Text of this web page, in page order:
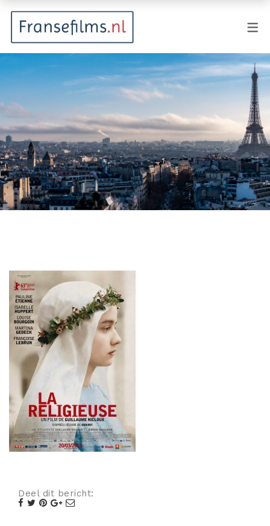
Animatie
Documentaire
Drama
Fantasy
Horror
Misdaad
Musical
Oorlogsfilm
Romantische komedie
Thriller
Deel dit bericht: